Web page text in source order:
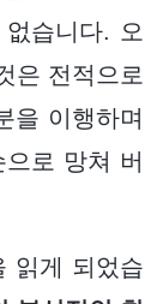
습니다. 오
은 전적으로
을 이행하며
로 망쳐 버
읽게 되었습